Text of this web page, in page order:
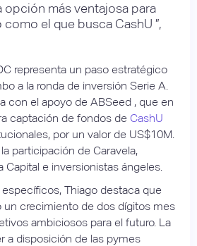
opción más ventajosa para
el que busca CashU ”,
representa un paso estratégico
a la ronda de inversión Serie A.
con el apoyo de ABSeed , que en
captación de fondos de CashU
por un valor de US$10M.
participación de Caravela,
Capital e inversionistas ángeles.
Thiago destaca que
un crecimiento de dos dígitos mes
ambiciosos para el futuro. La
a disposición de las pymes